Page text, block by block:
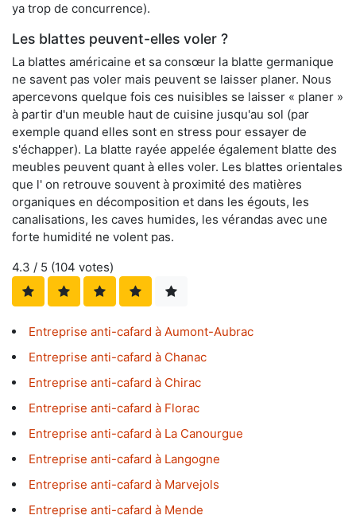
ya trop de concurrence).
Les blattes peuvent-elles voler ?
La blattes américaine et sa consœur la blatte germanique
ne savent pas voler mais peuvent se laisser planer. Nous
apercevons quelque fois ces nuisibles se laisser « planer »
à partir d'un meuble haut de cuisine jusqu'au sol (par
exemple quand elles sont en stress pour essayer de
s'échapper). La blatte rayée appelée également blatte des
meubles peuvent quant à elles voler. Les blattes orientales
que l' on retrouve souvent à proximité des matières
organiques en décomposition et dans les égouts, les
canalisations, les caves humides, les vérandas avec une
forte humidité ne volent pas.
4.3 / 5 (104 votes)
Entreprise anti-cafard à Aumont-Aubrac
Entreprise anti-cafard à Chanac
Entreprise anti-cafard à Chirac
Entreprise anti-cafard à Florac
Entreprise anti-cafard à La Canourgue
Entreprise anti-cafard à Langogne
Entreprise anti-cafard à Marvejols
Entreprise anti-cafard à Mende